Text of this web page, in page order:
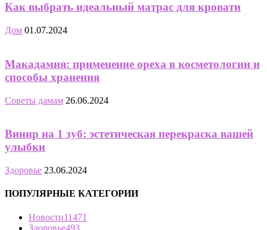
Как выбрать идеальный матрас для кровати
Дом 01.07.2024
Макадамия: применение ореха в косметологии и
способы хранения
Советы дамам 26.06.2024
Винир на 1 зуб: эстетическая перекраска вашей
улыбки
Здоровье 23.06.2024
ПОПУЛЯРНЫЕ КАТЕГОРИИ
Новости11471
Здоровье493